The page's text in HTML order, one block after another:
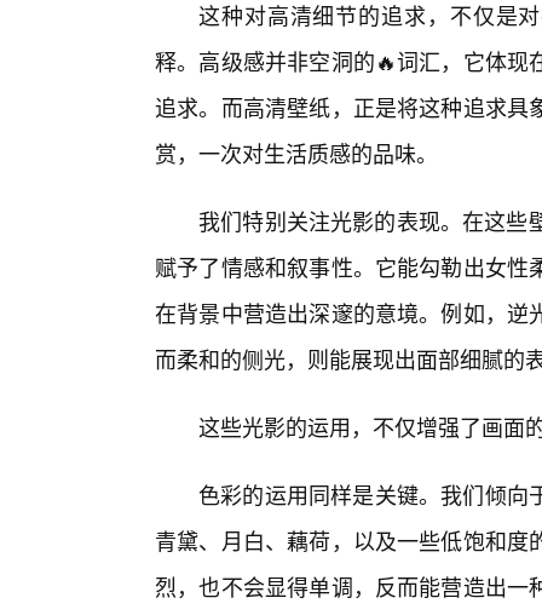
这种对高清细节的追求，不仅是
释。高级感并非空洞的🔥词汇，它体
追求。而高清壁纸，正是将这种追求
赏，一次对生活质感的品味。
我们特别关注光影的表现。在这
赋予了情感和叙事性。它能勾勒出女
在背景中营造出深邃的意境。例如，
而柔和的侧光，则能展现出面部细腻的
这些光影的运用，不仅增强了画面
色彩的运用同样是关键。我们倾向
青黛、月白、藕荷，以及一些低饱和
烈，也不会显得单调，反而能营造出